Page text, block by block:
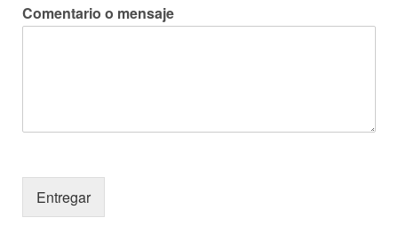
Comentario o mensaje
Entregar